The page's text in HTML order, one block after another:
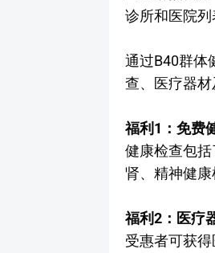
诊所和医院列
通过B40群体
查、医疗器材
福利1：免费
健康检查包
肾、精神健康
福利2：医疗
受惠者可获